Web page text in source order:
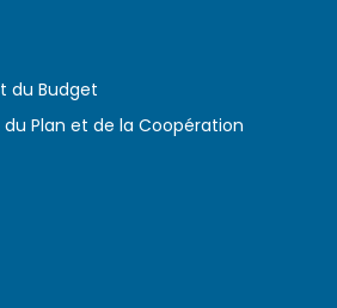
du Budget
du Plan et de la Coopération